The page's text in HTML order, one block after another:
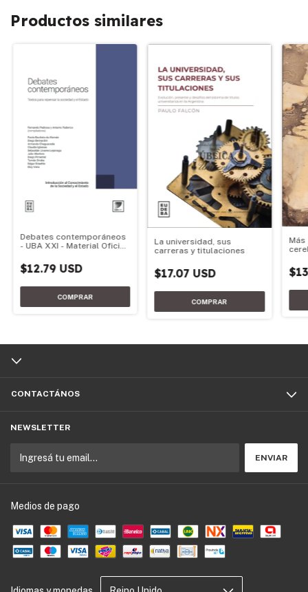
Productos similares
Debates contemporáneos
- UBA XXI - Material Oficial
$12.79 USD
La universidad, sus
carreras y titulaciones
$17.07 USD
CONTACTÁNOS
NEWSLETTER
Medios de pago